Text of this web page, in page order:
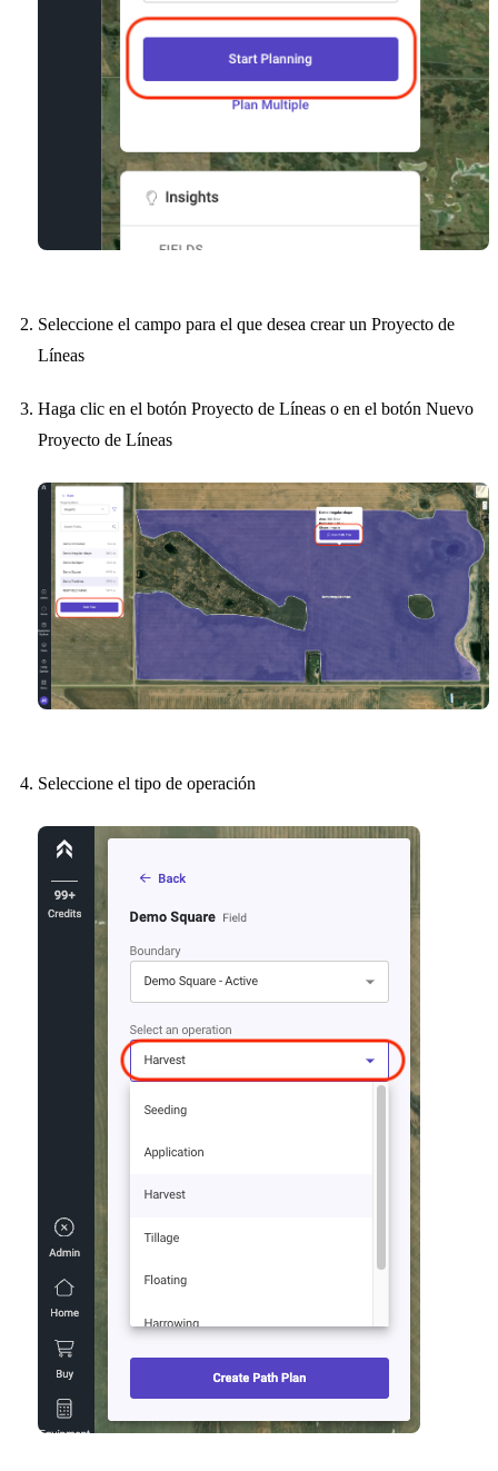
Seleccione el campo para el que desea crear un Proyecto de
Líneas
Haga clic en el botón Proyecto de Líneas o en el botón Nuevo
Proyecto de Líneas
Seleccione el tipo de operación